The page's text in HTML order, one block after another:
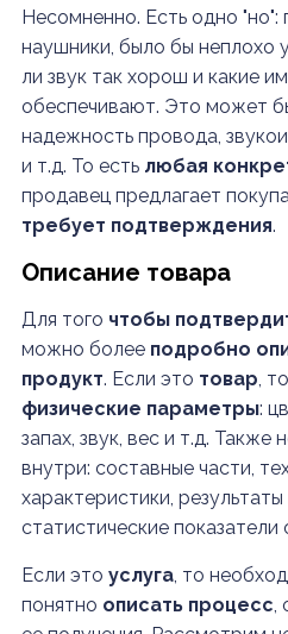
Несомненно. Есть одно "но":
наушники, было бы неплохо
ли звук так хорош и какие
обеспечивают. Это может
надежность провода,
и т.д. То есть любая
продавец предлагает
требует подтверждения.
Описание товара
Для того чтобы
можно более подробно
продукт. Если это товар,
физические параметры:
запах, звук, вес и т.д. Также
внутри: составные части,
характеристики,
статистические показатели
Если это услуга, то
понятно описать процесс,